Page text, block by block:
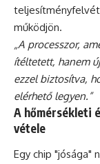
működjön.
„A processzor,
ítéltetett, hanem
ezzel biztosítva,
elérhető legyen.”
A hőmérsékleti
vétele
Egy chip "jósága"